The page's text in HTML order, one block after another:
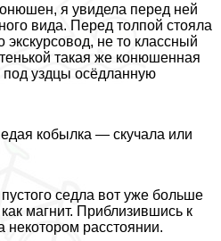
я увидела перед ней
вида. Перед толпой стояла
не то классный
такая же конюшенная
под уздцы осёдланную
кобылка — скучала или
седла вот уже больше
магнит. Приблизившись к
некотором расстоянии.